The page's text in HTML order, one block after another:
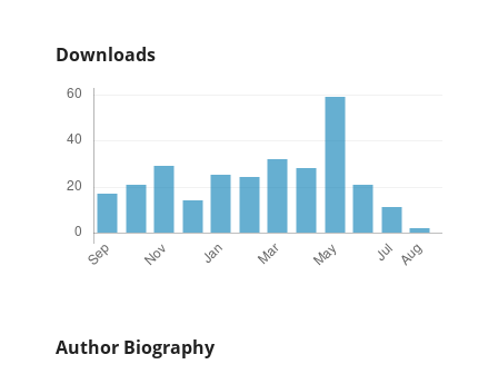
Downloads
Author Biography